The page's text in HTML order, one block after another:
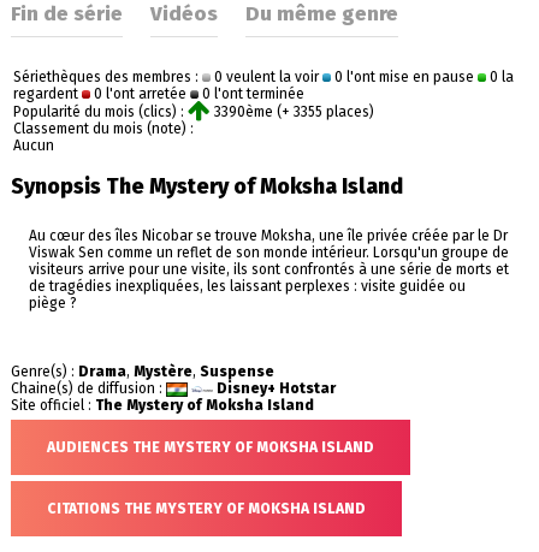
Fin de série
Vidéos Du même genre
Sériethèques des membres : 0 veulent la voir 0 l'ont mise en pause
0 la
regardent
0 l'ont arretée
0 l'ont terminée
Popularité du mois (clics) :
3390ème (+ 3355 places)
Classement du mois (note) :
Aucun
Synopsis The Mystery of Moksha Island
Au cœur des îles Nicobar se trouve Moksha, une île privée créée par le Dr
Viswak Sen comme un reflet de son monde intérieur. Lorsqu'un groupe de
visiteurs arrive pour une visite, ils sont confrontés à une série de morts et
de tragédies inexpliquées, les laissant perplexes : visite guidée ou
piège ?
Genre(s) : Drama, Mystère, Suspense
Chaine(s) de diffusion :
Disney+ Hotstar
Site officiel : The Mystery of Moksha Island
AUDIENCES THE MYSTERY OF MOKSHA ISLAND
CITATIONS THE MYSTERY OF MOKSHA ISLAND